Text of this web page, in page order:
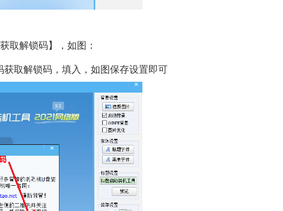
取解锁码】，如图：
取解锁码，填入，如图保存设置即可